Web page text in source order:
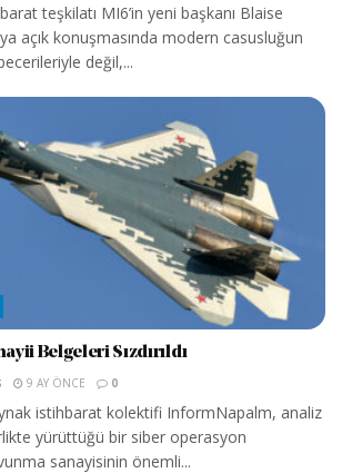
teşkilatı MI6’in yeni başkanı Blaise
açık konuşmasında modern casusluğun
değil,...
Belgeleri Sızdırıldı
9 AY ÖNCE 0
istihbarat kolektifi InformNapalm, analiz
yürüttüğü bir siber operasyon
sanayisinin önemli...